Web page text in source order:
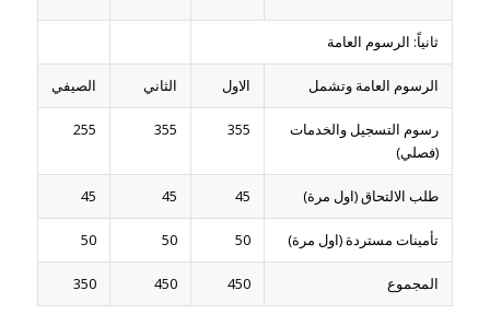
ثانياً: الرسوم العامة
الرسوم العامة وتشمل الاول الثاني الصيفي
رسوم التسجيل والخدمات
(فصلي)
355
355
255
طلب الالتحاق (اول مرة) 45
45
45
تأمينات مستردة (اول مرة) 50
50
50
المجموع 450
450
350